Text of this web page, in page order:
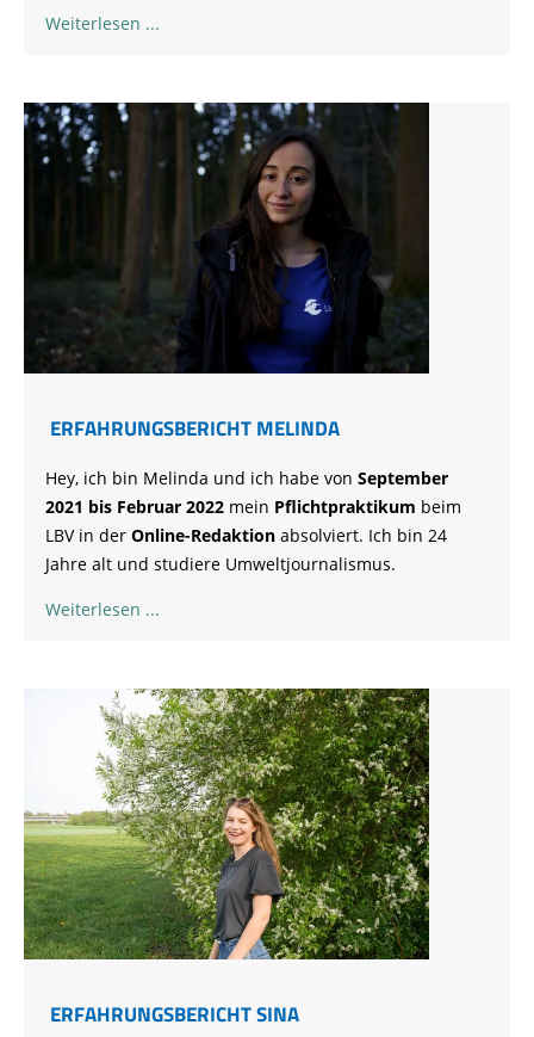
Weiterlesen
ERFAHRUNGSBERICHT MELINDA
Hey, ich bin Melinda und ich habe von September
2021 bis Februar 2022 mein Pflichtpraktikum beim
LBV in der Online-Redaktion absolviert. Ich bin 24
Jahre alt und studiere Umweltjournalismus.
Weiterlesen
ERFAHRUNGSBERICHT SINA